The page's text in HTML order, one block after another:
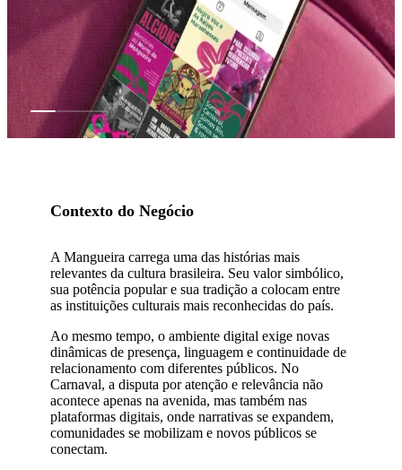
Contexto do Negócio
A Mangueira carrega uma das histórias mais
relevantes da cultura brasileira. Seu valor simbólico,
sua potência popular e sua tradição a colocam entre
as instituições culturais mais reconhecidas do país.
Ao mesmo tempo, o ambiente digital exige novas
dinâmicas de presença, linguagem e continuidade de
relacionamento com diferentes públicos. No
Carnaval, a disputa por atenção e relevância não
acontece apenas na avenida, mas também nas
plataformas digitais, onde narrativas se expandem,
comunidades se mobilizam e novos públicos se
conectam.